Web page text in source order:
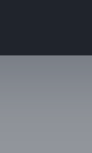
Ihre